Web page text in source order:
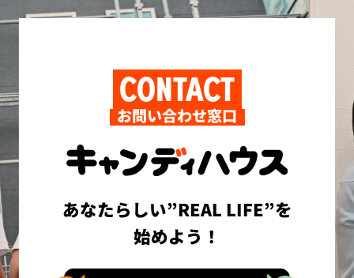
CONTACT
お問い合わせ窓口
あなたらしい”REAL LIFE”を
始めよう！